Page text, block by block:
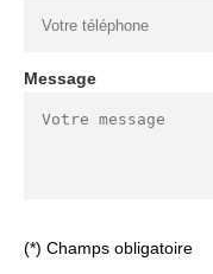
Message
(*) Champs obligatoire